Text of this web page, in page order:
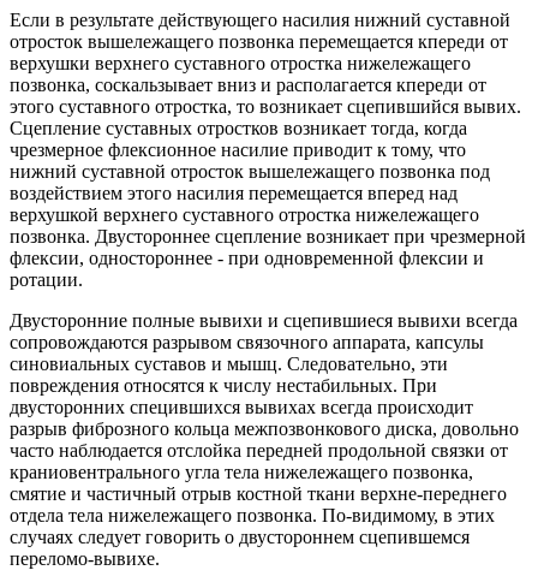
Если в результате действующего насилия нижний суставной
отросток вышележащего позвонка перемещается кпереди от
верхушки верхнего суставного отростка нижележащего
позвонка, соскальзывает вниз и располагается кпереди от
этого суставного отростка, то возникает сцепившийся вывих.
Сцепление суставных отростков возникает тогда, когда
чрезмерное флексионное насилие приводит к тому, что
нижний суставной отросток вышележащего позвонка под
воздействием этого насилия перемещается вперед над
верхушкой верхнего суставного отростка нижележащего
позвонка. Двустороннее сцепление возникает при чрезмерной
флексии, одностороннее - при одновременной флексии и
ротации.
Двусторонние полные вывихи и сцепившиеся вывихи всегда
сопровождаются разрывом связочного аппарата, капсулы
синовиальных суставов и мышц. Следовательно, эти
повреждения относятся к числу нестабильных. При
двусторонних спецившихся вывихах всегда происходит
разрыв фиброзного кольца межпозвонкового диска, довольно
часто наблюдается отслойка передней продольной связки от
краниовентрального угла тела нижележащего позвонка,
смятие и частичный отрыв костной ткани верхне-переднего
отдела тела нижележащего позвонка. По-видимому, в этих
случаях следует говорить о двустороннем сцепившемся
переломо-вывихе.